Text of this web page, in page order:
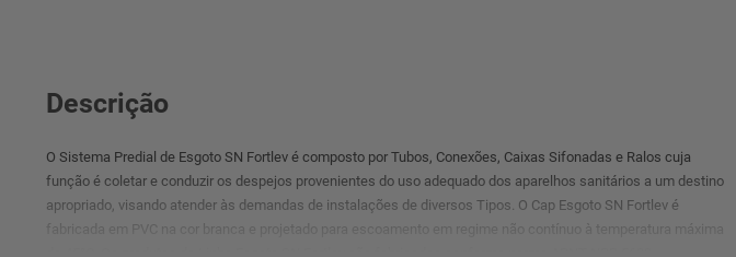
Descrição
O Sistema Predial de Esgoto SN Fortlev é composto por Tubos, Conexões, Caixas Sifonadas e Ralos cuja
função é coletar e conduzir os despejos provenientes do uso adequado dos aparelhos sanitários a um destino
apropriado, visando atender às demandas de instalações de diversos Tipos. O Cap Esgoto SN Fortlev é
fabricada em PVC na cor branca e projetado para escoamento em regime não contínuo à temperatura máxima